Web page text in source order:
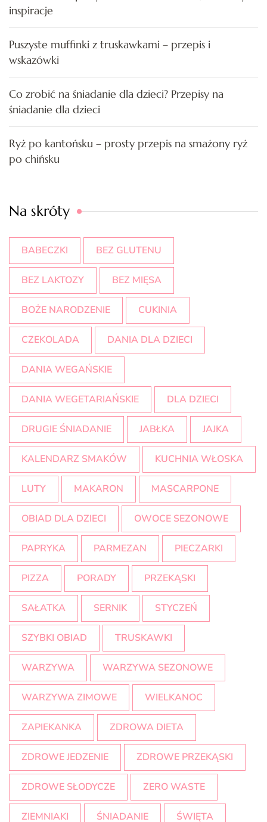
inspiracje
Puszyste muffinki z truskawkami – przepis i
wskazówki
Co zrobić na śniadanie dla dzieci? Przepisy na
śniadanie dla dzieci
Ryż po kantońsku – prosty przepis na smażony ryż
po chińsku
Na skróty
BABECZKI BEZ GLUTENU
BEZ LAKTOZY BEZ MIĘSA
BOŻE NARODZENIE CUKINIA
CZEKOLADA DANIA DLA DZIECI
DANIA WEGAŃSKIE
DANIA WEGETARIAŃSKIE DLA DZIECI
DRUGIE ŚNIADANIE JABŁKA JAJKA
KALENDARZ SMAKÓW KUCHNIA WŁOSKA
LUTY MAKARON MASCARPONE
OBIAD DLA DZIECI OWOCE SEZONOWE
PAPRYKA PARMEZAN PIECZARKI
PIZZA PORADY PRZEKĄSKI
SAŁATKA SERNIK STYCZEŃ
SZYBKI OBIAD TRUSKAWKI
WARZYWA WARZYWA SEZONOWE
WARZYWA ZIMOWE WIELKANOC
ZAPIEKANKA ZDROWA DIETA
ZDROWE JEDZENIE ZDROWE PRZEKĄSKI
ZDROWE SŁODYCZE ZERO WASTE
ZIEMNIAKI ŚNIADANIE ŚWIĘTA